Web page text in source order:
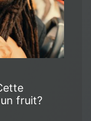
fruit?